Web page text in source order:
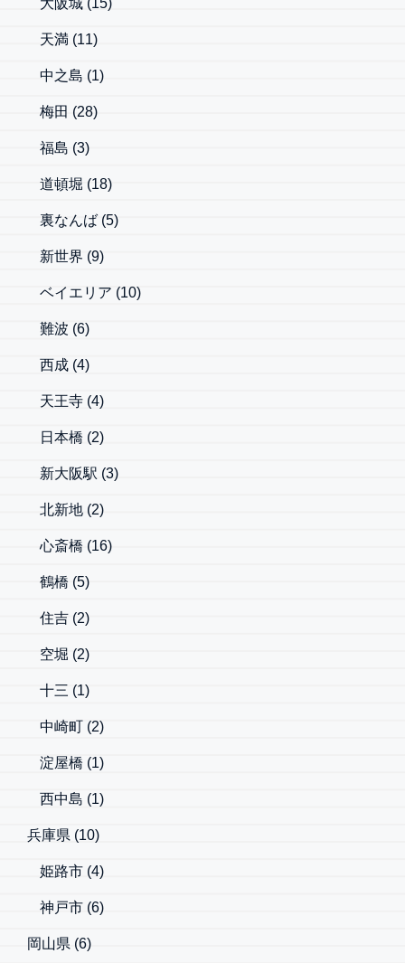
大阪城 (15)
天満 (11)
中之島 (1)
梅田 (28)
福島 (3)
道頓堀 (18)
裏なんば (5)
新世界 (9)
ベイエリア (10)
難波 (6)
西成 (4)
天王寺 (4)
日本橋 (2)
新大阪駅 (3)
北新地 (2)
心斎橋 (16)
鶴橋 (5)
住吉 (2)
空堀 (2)
十三 (1)
中崎町 (2)
淀屋橋 (1)
西中島 (1)
兵庫県 (10)
姫路市 (4)
神戸市 (6)
岡山県 (6)